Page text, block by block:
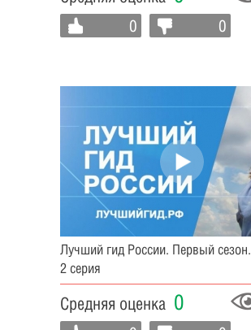
0 0
Лучший гид России. Первый сезон.
2 серия
Средняя оценка 0